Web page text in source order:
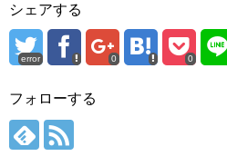
シェアする
error 0 0
フォローする